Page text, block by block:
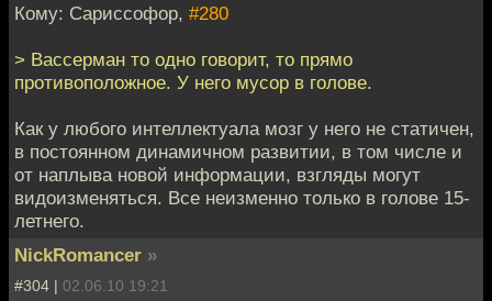
Кому: Сариссофор, #280
> Вассерман то одно говорит, то прямо
противоположное. У него мусор в голове.
Как у любого интеллектуала мозг у него не статичен,
в постоянном динамичном развитии, в том числе и
от наплыва новой информации, взгляды могут
видоизменяться. Все неизменно только в голове 15-
летнего.
NickRomancer »
#304 | 02.06.10 19:21